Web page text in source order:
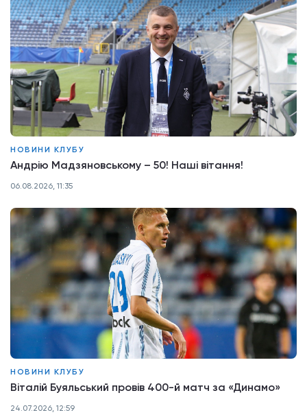
НОВИНИ КЛУБУ
Андрію Мадзяновському – 50! Наші вітання!
06.08.2026, 11:35
НОВИНИ КЛУБУ
Віталій Буяльський провів 400-й матч за «Динамо»
24.07.2026, 12:59